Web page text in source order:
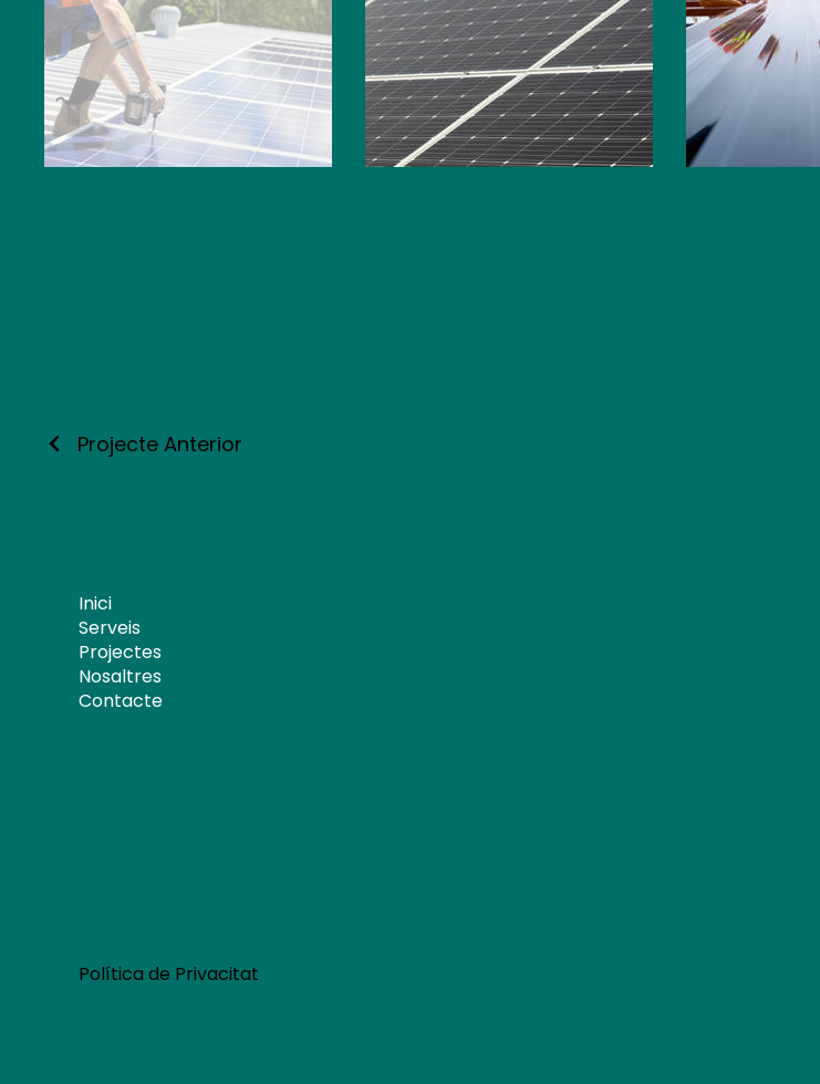
Projecte Anterior
Inici
Serveis
Projectes
Nosaltres
Contacte
Política de Privacitat